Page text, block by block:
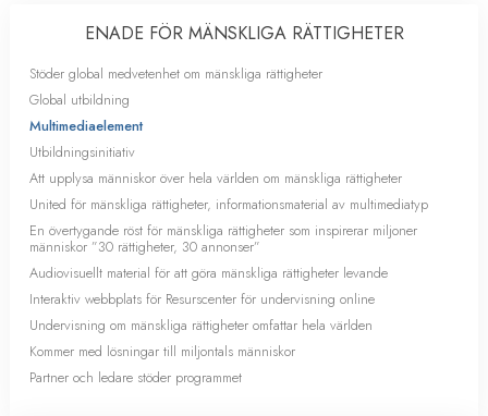
ENADE FÖR MÄNSKLIGA RÄTTIGHETER
Stöder global medvetenhet om mänskliga rättigheter
Global utbildning
Multimediaelement
Utbildningsinitiativ
Att upplysa människor över hela världen om mänskliga rättigheter
United för mänskliga rättigheter, informationsmaterial av multimediatyp
En övertygande röst för mänskliga rättigheter som inspirerar miljoner
människor ”30 rättigheter, 30 annonser”
Audiovisuellt material för att göra mänskliga rättigheter levande
Interaktiv webbplats för Resurscenter för undervisning online
Undervisning om mänskliga rättigheter omfattar hela världen
Kommer med lösningar till miljontals människor
Partner och ledare stöder programmet